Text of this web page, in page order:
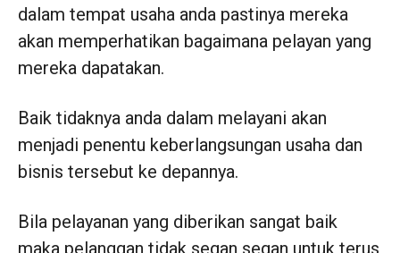
dalam tempat usaha anda pastinya mereka
akan memperhatikan bagaimana pelayan yang
mereka dapatakan.
Baik tidaknya anda dalam melayani akan
menjadi penentu keberlangsungan usaha dan
bisnis tersebut ke depannya.
Bila pelayanan yang diberikan sangat baik